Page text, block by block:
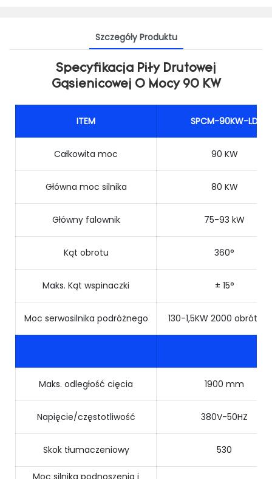
Szczegóły Produktu
Specyfikacja Piły Drutowej
Gąsienicowej O Mocy 90 KW
ITEM SPCM-90KW-LD
Całkowita moc 90 KW
Główna moc silnika 80 KW
Główny falownik 75-93 kW
Kąt obrotu 360°
Maks. Kąt wspinaczki ± 15°
Moc serwosilnika podróżnego 130-1,5KW 2000 obrót
Maks. odległość cięcia 1900 mm
Napięcie/częstotliwość 380V-50HZ
Skok tłumaczeniowy 530